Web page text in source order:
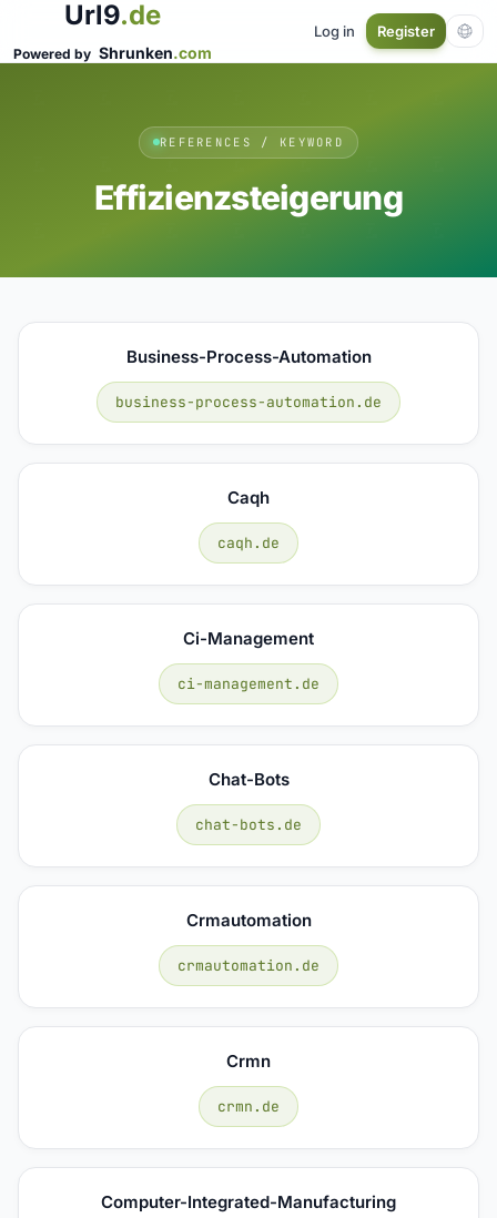
Url9.de
Powered by Shrunken.com
Log in Register
REFERENCES / KEYWORD
Effizienzsteigerung
Business-Process-Automation
business-process-automation.de
Caqh
caqh.de
Ci-Management
ci-management.de
Chat-Bots
chat-bots.de
Crmautomation
crmautomation.de
Crmn
crmn.de
Computer-Integrated-Manufacturing